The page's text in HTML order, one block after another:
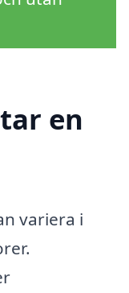
en
variera i